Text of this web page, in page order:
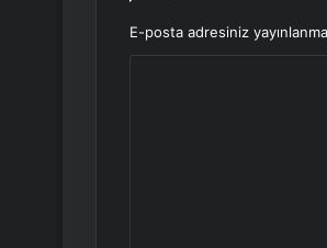
E-posta adresiniz